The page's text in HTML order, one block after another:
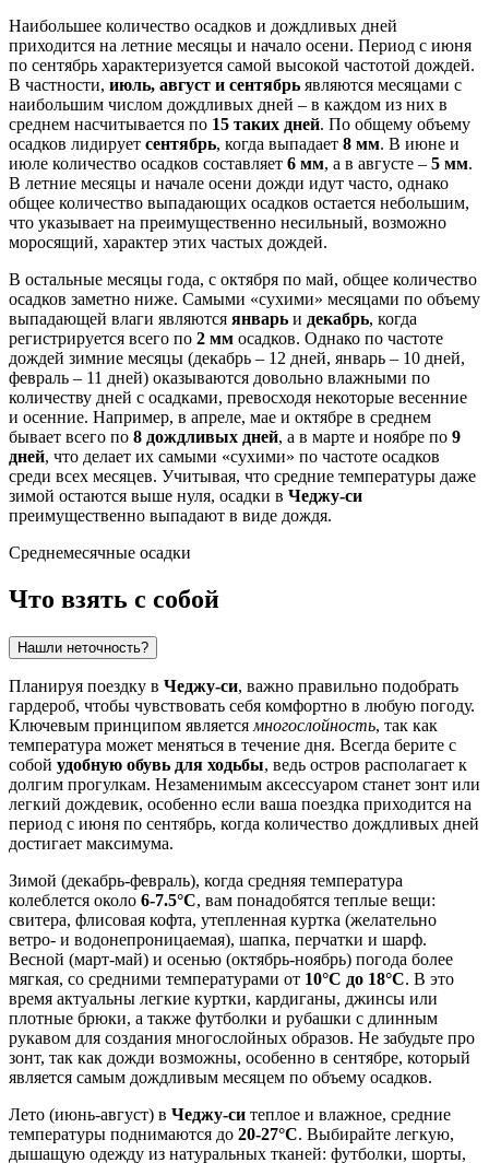
Наибольшее количество осадков и дождливых дней
приходится на летние месяцы и начало осени. Период с июня
по сентябрь характеризуется самой высокой частотой дождей.
В частности, июль, август и сентябрь являются месяцами с
наибольшим числом дождливых дней – в каждом из них в
среднем насчитывается по 15 таких дней. По общему объему
осадков лидирует сентябрь, когда выпадает 8 мм. В июне и
июле количество осадков составляет 6 мм, а в августе – 5 мм.
В летние месяцы и начале осени дожди идут часто, однако
общее количество выпадающих осадков остается небольшим,
что указывает на преимущественно несильный, возможно
моросящий, характер этих частых дождей.
В остальные месяцы года, с октября по май, общее количество
осадков заметно ниже. Самыми «сухими» месяцами по объему
выпадающей влаги являются январь и декабрь, когда
регистрируется всего по 2 мм осадков. Однако по частоте
дождей зимние месяцы (декабрь – 12 дней, январь – 10 дней,
февраль – 11 дней) оказываются довольно влажными по
количеству дней с осадками, превосходя некоторые весенние
и осенние. Например, в апреле, мае и октябре в среднем
бывает всего по 8 дождливых дней, а в марте и ноябре по 9
дней, что делает их самыми «сухими» по частоте осадков
среди всех месяцев. Учитывая, что средние температуры даже
зимой остаются выше нуля, осадки в Чеджу-си
преимущественно выпадают в виде дождя.
Среднемесячные осадки
Что взять с собой
Нашли неточность?
Планируя поездку в Чеджу-си, важно правильно подобрать
гардероб, чтобы чувствовать себя комфортно в любую погоду.
Ключевым принципом является многослойность, так как
температура может меняться в течение дня. Всегда берите с
собой удобную обувь для ходьбы, ведь остров располагает к
долгим прогулкам. Незаменимым аксессуаром станет зонт или
легкий дождевик, особенно если ваша поездка приходится на
период с июня по сентябрь, когда количество дождливых дней
достигает максимума.
Зимой (декабрь-февраль), когда средняя температура
колеблется около 6-7.5°C, вам понадобятся теплые вещи:
свитера, флисовая кофта, утепленная куртка (желательно
ветро- и водонепроницаемая), шапка, перчатки и шарф.
Весной (март-май) и осенью (октябрь-ноябрь) погода более
мягкая, со средними температурами от 10°C до 18°C. В это
время актуальны легкие куртки, кардиганы, джинсы или
плотные брюки, а также футболки и рубашки с длинным
рукавом для создания многослойных образов. Не забудьте про
зонт, так как дожди возможны, особенно в сентябре, который
является самым дождливым месяцем по объему осадков.
Лето (июнь-август) в Чеджу-си теплое и влажное, средние
температуры поднимаются до 20-27°C. Выбирайте легкую,
дышащую одежду из натуральных тканей: футболки, шорты,